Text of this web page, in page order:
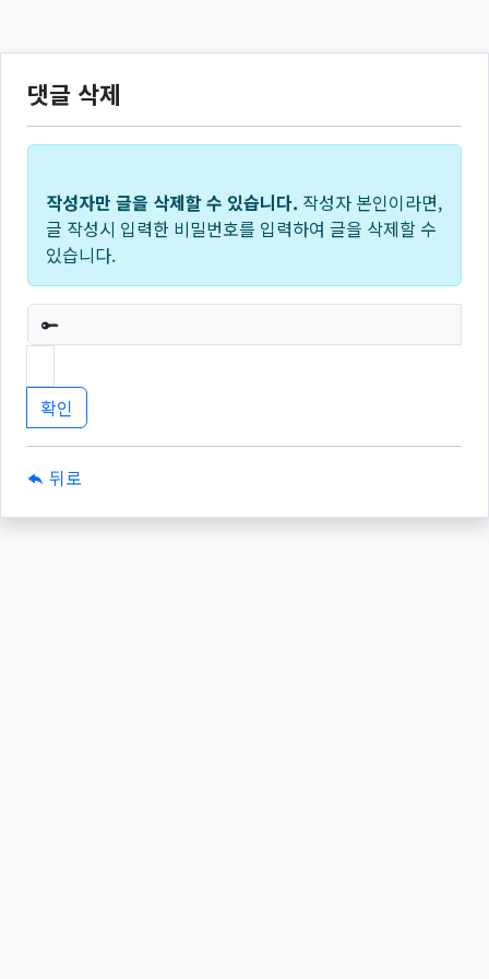
댓글 삭제
작성자만 글을 삭제할 수 있습니다. 작성자 본인이라면,
글 작성시 입력한 비밀번호를 입력하여 글을 삭제할 수
있습니다.
필수
뒤로